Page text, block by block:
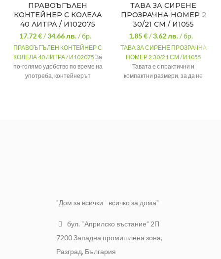
ПРАВОЪГЪЛЕН
КОНТЕЙНЕР С КОЛЕЛА
40 ЛИТРА / И102075
17.72 €/34.66лв./ бр.
ПРАВОЪГЪЛЕН КОНТЕЙНЕР С
КОЛЕЛА 40 ЛИТРА / И102075 За
по-голямо удобство по време на
употреба, контейнерът
ТАВА ЗА СИРЕНЕ
ПРОЗРАЧНА НОМЕР 2
30/21 СМ / И1055
1.85 €/3.62лв./ бр.
ТАВА ЗА СИРЕНЕ ПРОЗРАЧНА
НОМЕР 2 30/21 СМ / И1055
Тавата е с практични и
компактни размери, за да не
"Дом за всички - всичко за дома"
бул. “Априлско въстание” 2П
7200 Западна промишлена зона,
Разград, България